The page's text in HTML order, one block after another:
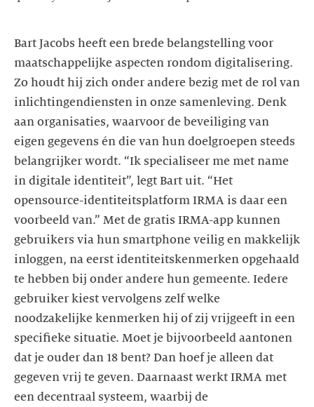
Bart Jacobs heeft een brede belangstelling voor
maatschappelijke aspecten rondom digitalisering.
Zo houdt hij zich onder andere bezig met de rol van
inlichtingendiensten in onze samenleving. Denk
aan organisaties, waarvoor de beveiliging van
eigen gegevens én die van hun doelgroepen steeds
belangrijker wordt. “Ik specialiseer me met name
in digitale identiteit”, legt Bart uit. “Het
opensource-identiteitsplatform IRMA is daar een
voorbeeld van.” Met de gratis IRMA-app kunnen
gebruikers via hun smartphone veilig en makkelijk
inloggen, na eerst identiteitskenmerken opgehaald
te hebben bij onder andere hun gemeente. Iedere
gebruiker kiest vervolgens zelf welke
noodzakelijke kenmerken hij of zij vrijgeeft in een
specifieke situatie. Moet je bijvoorbeeld aantonen
dat je ouder dan 18 bent? Dan hoef je alleen dat
gegeven vrij te geven. Daarnaast werkt IRMA met
een decentraal systeem, waarbij de